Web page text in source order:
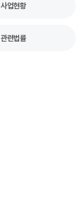
사업현황
관련법률